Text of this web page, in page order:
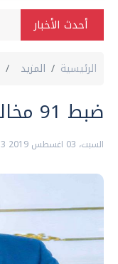
أحدث الأخبار
الرئيسية المزيد
ضبط 91 مخالفه تموينية بالمنيا
السبت، 03 اغسطس 2019 06:33 م